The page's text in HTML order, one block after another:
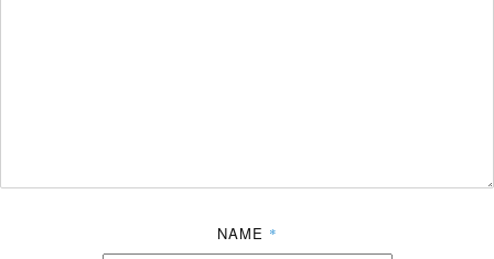
NAME *